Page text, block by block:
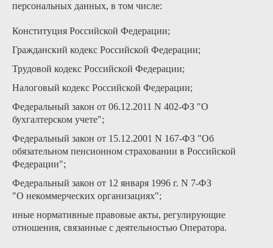
персональных данных, в том числе:
Конституция Российской Федерации;
Гражданский кодекс Российской Федерации;
Трудовой кодекс Российской Федерации;
Налоговый кодекс Российской Федерации;
Федеральный закон от 06.12.2011 N 402-ФЗ "О
бухгалтерском учете";
Федеральный закон от 15.12.2001 N 167-ФЗ "Об
обязательном пенсионном страховании в Российской
Федерации";
Федеральный закон от 12 января 1996 г. N 7-ФЗ
"О некоммерческих организациях";
иные нормативные правовые акты, регулирующие
отношения, связанные с деятельностью Оператора.